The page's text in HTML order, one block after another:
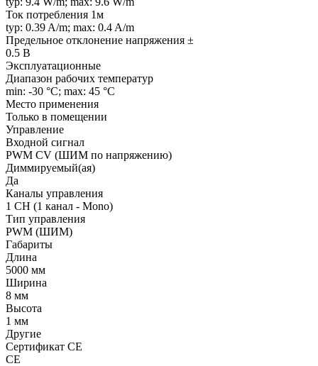
Ток потребления 1м
typ: 0.39 A/m; max: 0.4 A/m
Предельное отклонение напряжения ±
0.5 В
Эксплуатационные
Диапазон рабочих температур
min: -30 °C; max: 45 °C
Место применения
Только в помещении
Управление
Входной сигнал
PWM СV (ШИМ по напряжению)
Диммируемый(ая)
Да
Каналы управления
1 CH (1 канал - Mono)
Тип управления
PWM (ШИМ)
Габариты
Длина
5000 мм
Ширина
8 мм
Высота
1 мм
Другие
Сертификат CE
CE